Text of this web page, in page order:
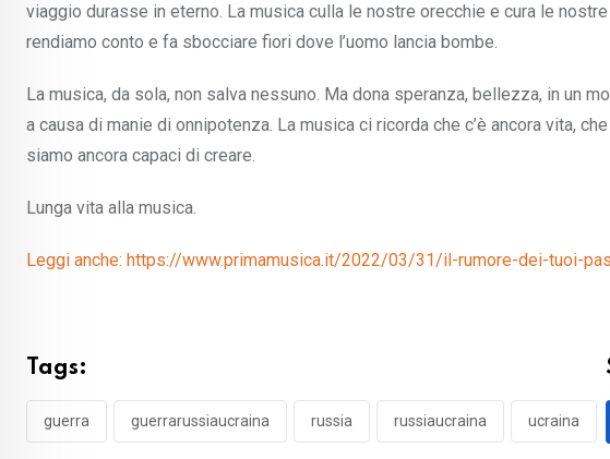
viaggio durasse in eterno. La musica culla le nostre orecchie e cura le
rendiamo conto e fa sbocciare fiori dove l’uomo lancia bombe.
La musica, da sola, non salva nessuno. Ma dona speranza, bellezza, in un
a causa di manie di onnipotenza. La musica ci ricorda che c’è ancora vita,
siamo ancora capaci di creare.
Lunga vita alla musica.
Leggi anche: https://www.primamusica.it/2022/03/31/il-rumore-dei-tuoi-
Tags:
guerra guerrarussiaucraina russia russiaucraina ucraina